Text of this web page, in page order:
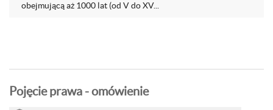
obejmującą aż 1000 lat (od V do XV...
Pojęcie prawa - omówienie